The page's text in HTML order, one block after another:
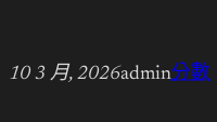
10 3 月, 2026admin分數